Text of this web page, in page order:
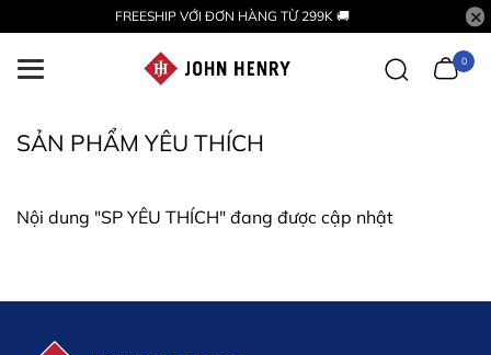
FREESHIP VỚI ĐƠN HÀNG TỪ 299K 🚚
0
SẢN PHẨM YÊU THÍCH
Nội dung "SP YÊU THÍCH" đang được cập nhật